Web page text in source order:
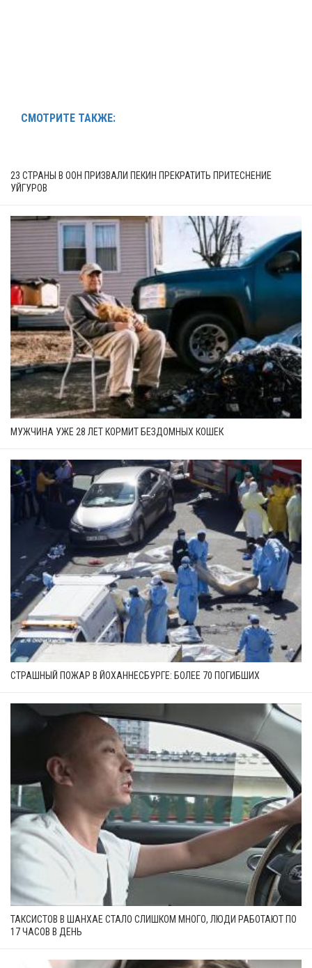
СМОТРИТЕ ТАКЖЕ:
23 СТРАНЫ В ООН ПРИЗВАЛИ ПЕКИН ПРЕКРАТИТЬ ПРИТЕСНЕНИЕ
УЙГУРОВ
МУЖЧИНА УЖЕ 28 ЛЕТ КОРМИТ БЕЗДОМНЫХ КОШЕК
СТРАШНЫЙ ПОЖАР В ЙОХАННЕСБУРГЕ: БОЛЕЕ 70 ПОГИБШИХ
ТАКСИСТОВ В ШАНХАЕ СТАЛО СЛИШКОМ МНОГО, ЛЮДИ РАБОТАЮТ ПО
17 ЧАСОВ В ДЕНЬ